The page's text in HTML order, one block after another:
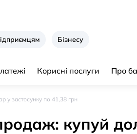
Бізнесу
Корисні послуги Про
у застосунку по 41,38 грн
купуй